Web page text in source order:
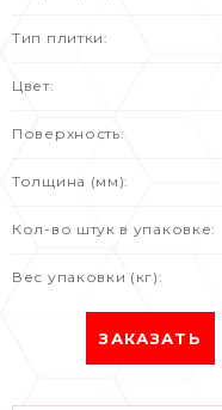
Тип плитки:
Цвет:
Поверхность:
Толщина (мм):
Кол-во штук в упаковке:
Вес упаковки (кг):
ЗАКАЗАТЬ